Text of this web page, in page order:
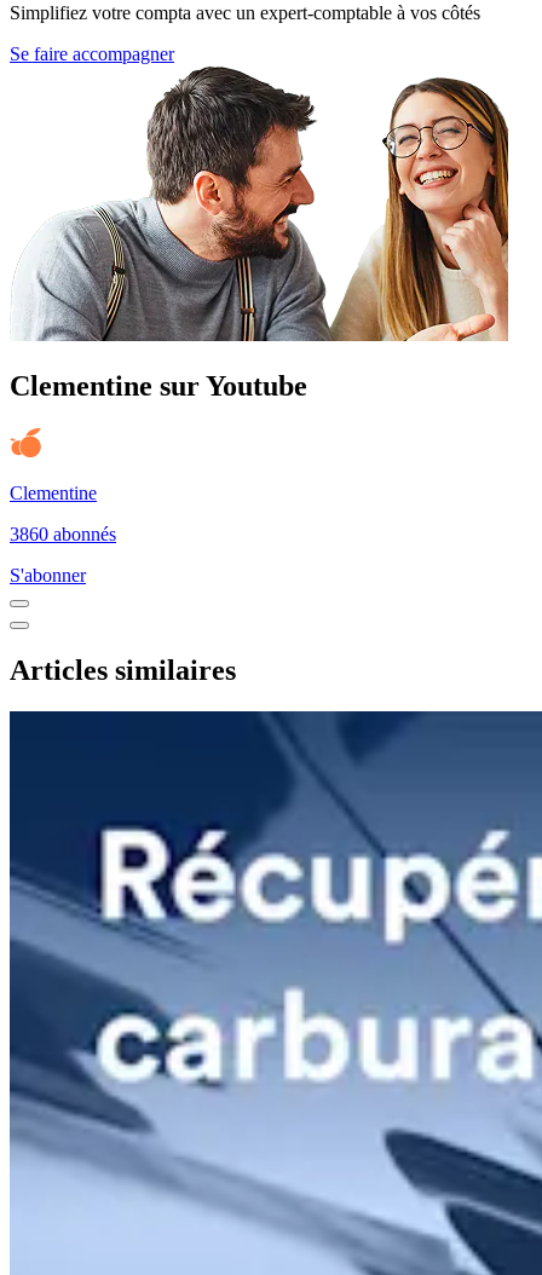
Simplifiez votre compta avec un expert-comptable à vos côtés
Se faire accompagner
Clementine sur Youtube
Clementine
3860 abonnés
S'abonner
Articles similaires